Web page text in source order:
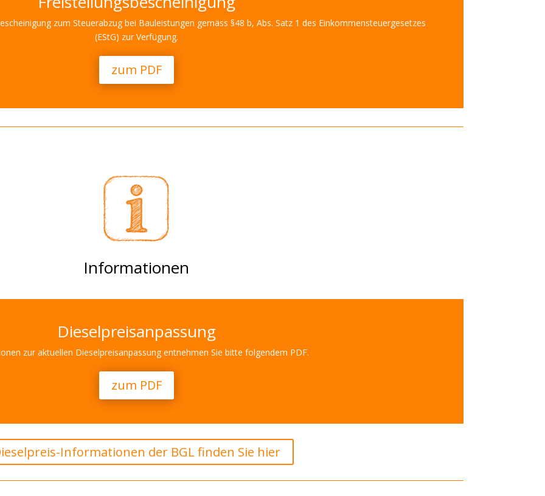
zum Steuerabzug bei Bauleistungen gemäss §48 b, Abs. Satz 1 des Einkommensteuergesetzes
(EStG) zur Verfügung.
zum PDF
Informationen
Dieselpreisanpassung
zur aktuellen Dieselpreisanpassung entnehmen Sie bitte folgendem PDF.
zum PDF
Informationen der BGL finden Sie hier